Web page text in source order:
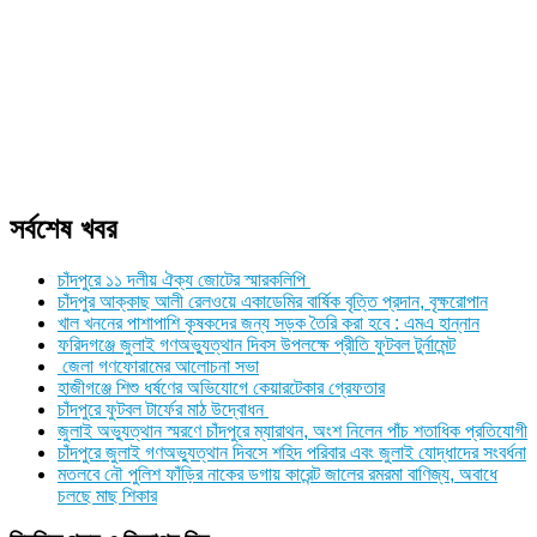
সর্বশেষ খবর
চাঁদপুরে ১১ দলীয় ঐক্য জোটের স্মারকলিপি
চাঁদপুর আক্কাছ আলী রেলওয়ে একাডেমির বার্ষিক বৃত্তি প্রদান, বৃক্ষরোপান
খাল খননের পাশাপাশি কৃষকদের জন্য সড়ক তৈরি করা হবে : এমএ হান্নান
ফরিদগঞ্জে জুলাই গণঅভ্যুত্থান দিবস উপলক্ষে প্রীতি ফুটবল টুর্নামেন্ট
জেলা গণফোরামের আলোচনা সভা
হাজীগঞ্জে শিশু ধর্ষণের অভিযোগে কেয়ারটেকার গ্রেফতার
চাঁদপুরে ফুটবল টার্ফের মাঠ উদ্বোধন
জুলাই অভ্যুত্থান স্মরণে চাঁদপুরে ম্যারাথন, অংশ নিলেন পাঁচ শতাধিক প্রতিযোগী
চাঁদপুরে জুলাই গণঅভ্যুত্থান দিবসে শহিদ পরিবার এবং জুলাই যোদ্ধাদের সংবর্ধনা
মতলবে নৌ পুলিশ ফাঁড়ির নাকের ডগায় কারেন্ট জালের রমরমা বাণিজ্য, অবাধে
চলছে মাছ শিকার